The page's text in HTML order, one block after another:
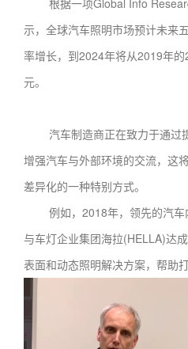
根据一项Global Info
示，全球汽车照明市场预计未来
率增长，到2024年将从2019年
元。
汽车制造商正在致力于通过
增强汽车与外部环境的交流，这
差异化的一种特别方式。
例如，2018年，领先的汽车
与车灯企业集团海拉(HELLA)达
表面和动态照明解决方案，帮助